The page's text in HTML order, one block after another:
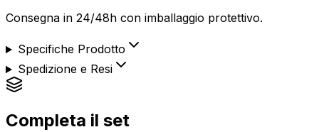
Consegna in 24/48h con imballaggio protettivo.
Specifiche Prodotto
Spedizione e Resi
Completa il set